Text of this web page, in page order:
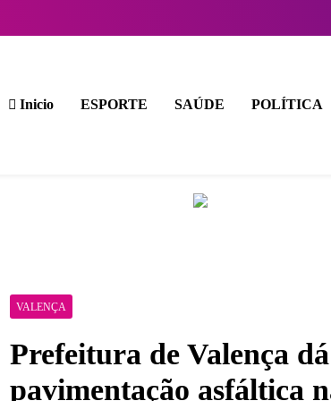
Inicio ESPORTE SAÚDE POLÍTICA
VALENÇA
Prefeitura de Valença
pavimentação asfáltica